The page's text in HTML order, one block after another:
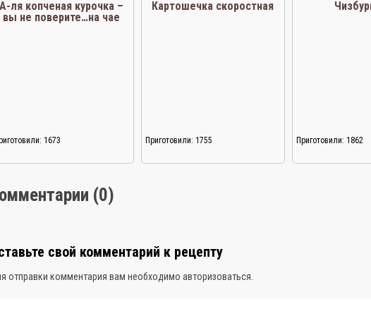
А-ля копченая курочка –
вы не поверите…на чае
1673
Картошечка скоростная
Приготовили: 1755 Приготовили: 1862
(0)
свой комментарий к рецепту
отправки комментария вам необходимо авторизоваться